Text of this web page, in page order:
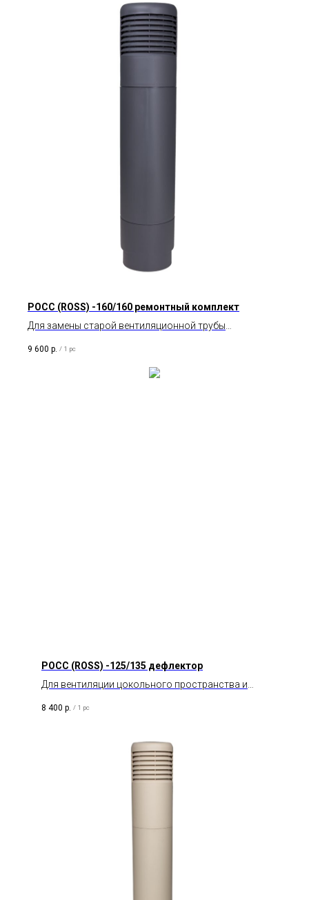
POCC (ROSS) -160/160 ремонтный комплект
Для замены старой вентиляционной трубы
9 600 р. / 1 pc
POCC (ROSS) -125/135 дефлектор
Для вентиляции цокольного пространства и
8 400 р. / 1 pc